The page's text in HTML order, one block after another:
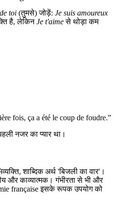
de toi (तुमसे) जोड़ें: Je suis amoureux
है, लेकिनJe t'aimeसे थोड़ा कम
fois, ça a été le coup de foudre.”
नजर का प्यार था।
शाब्दिक अर्थ 'बिजली का वार'।
और काव्यात्मक। गंभीरता से भी और
française इसके रूपक उपयोग को